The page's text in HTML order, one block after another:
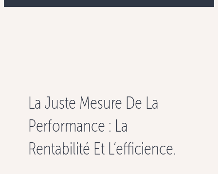
La Juste Mesure De La
Performance : La
Rentabilité Et L’efficience.